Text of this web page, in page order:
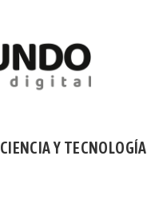
CIENCIA Y TECNOLOGÍA